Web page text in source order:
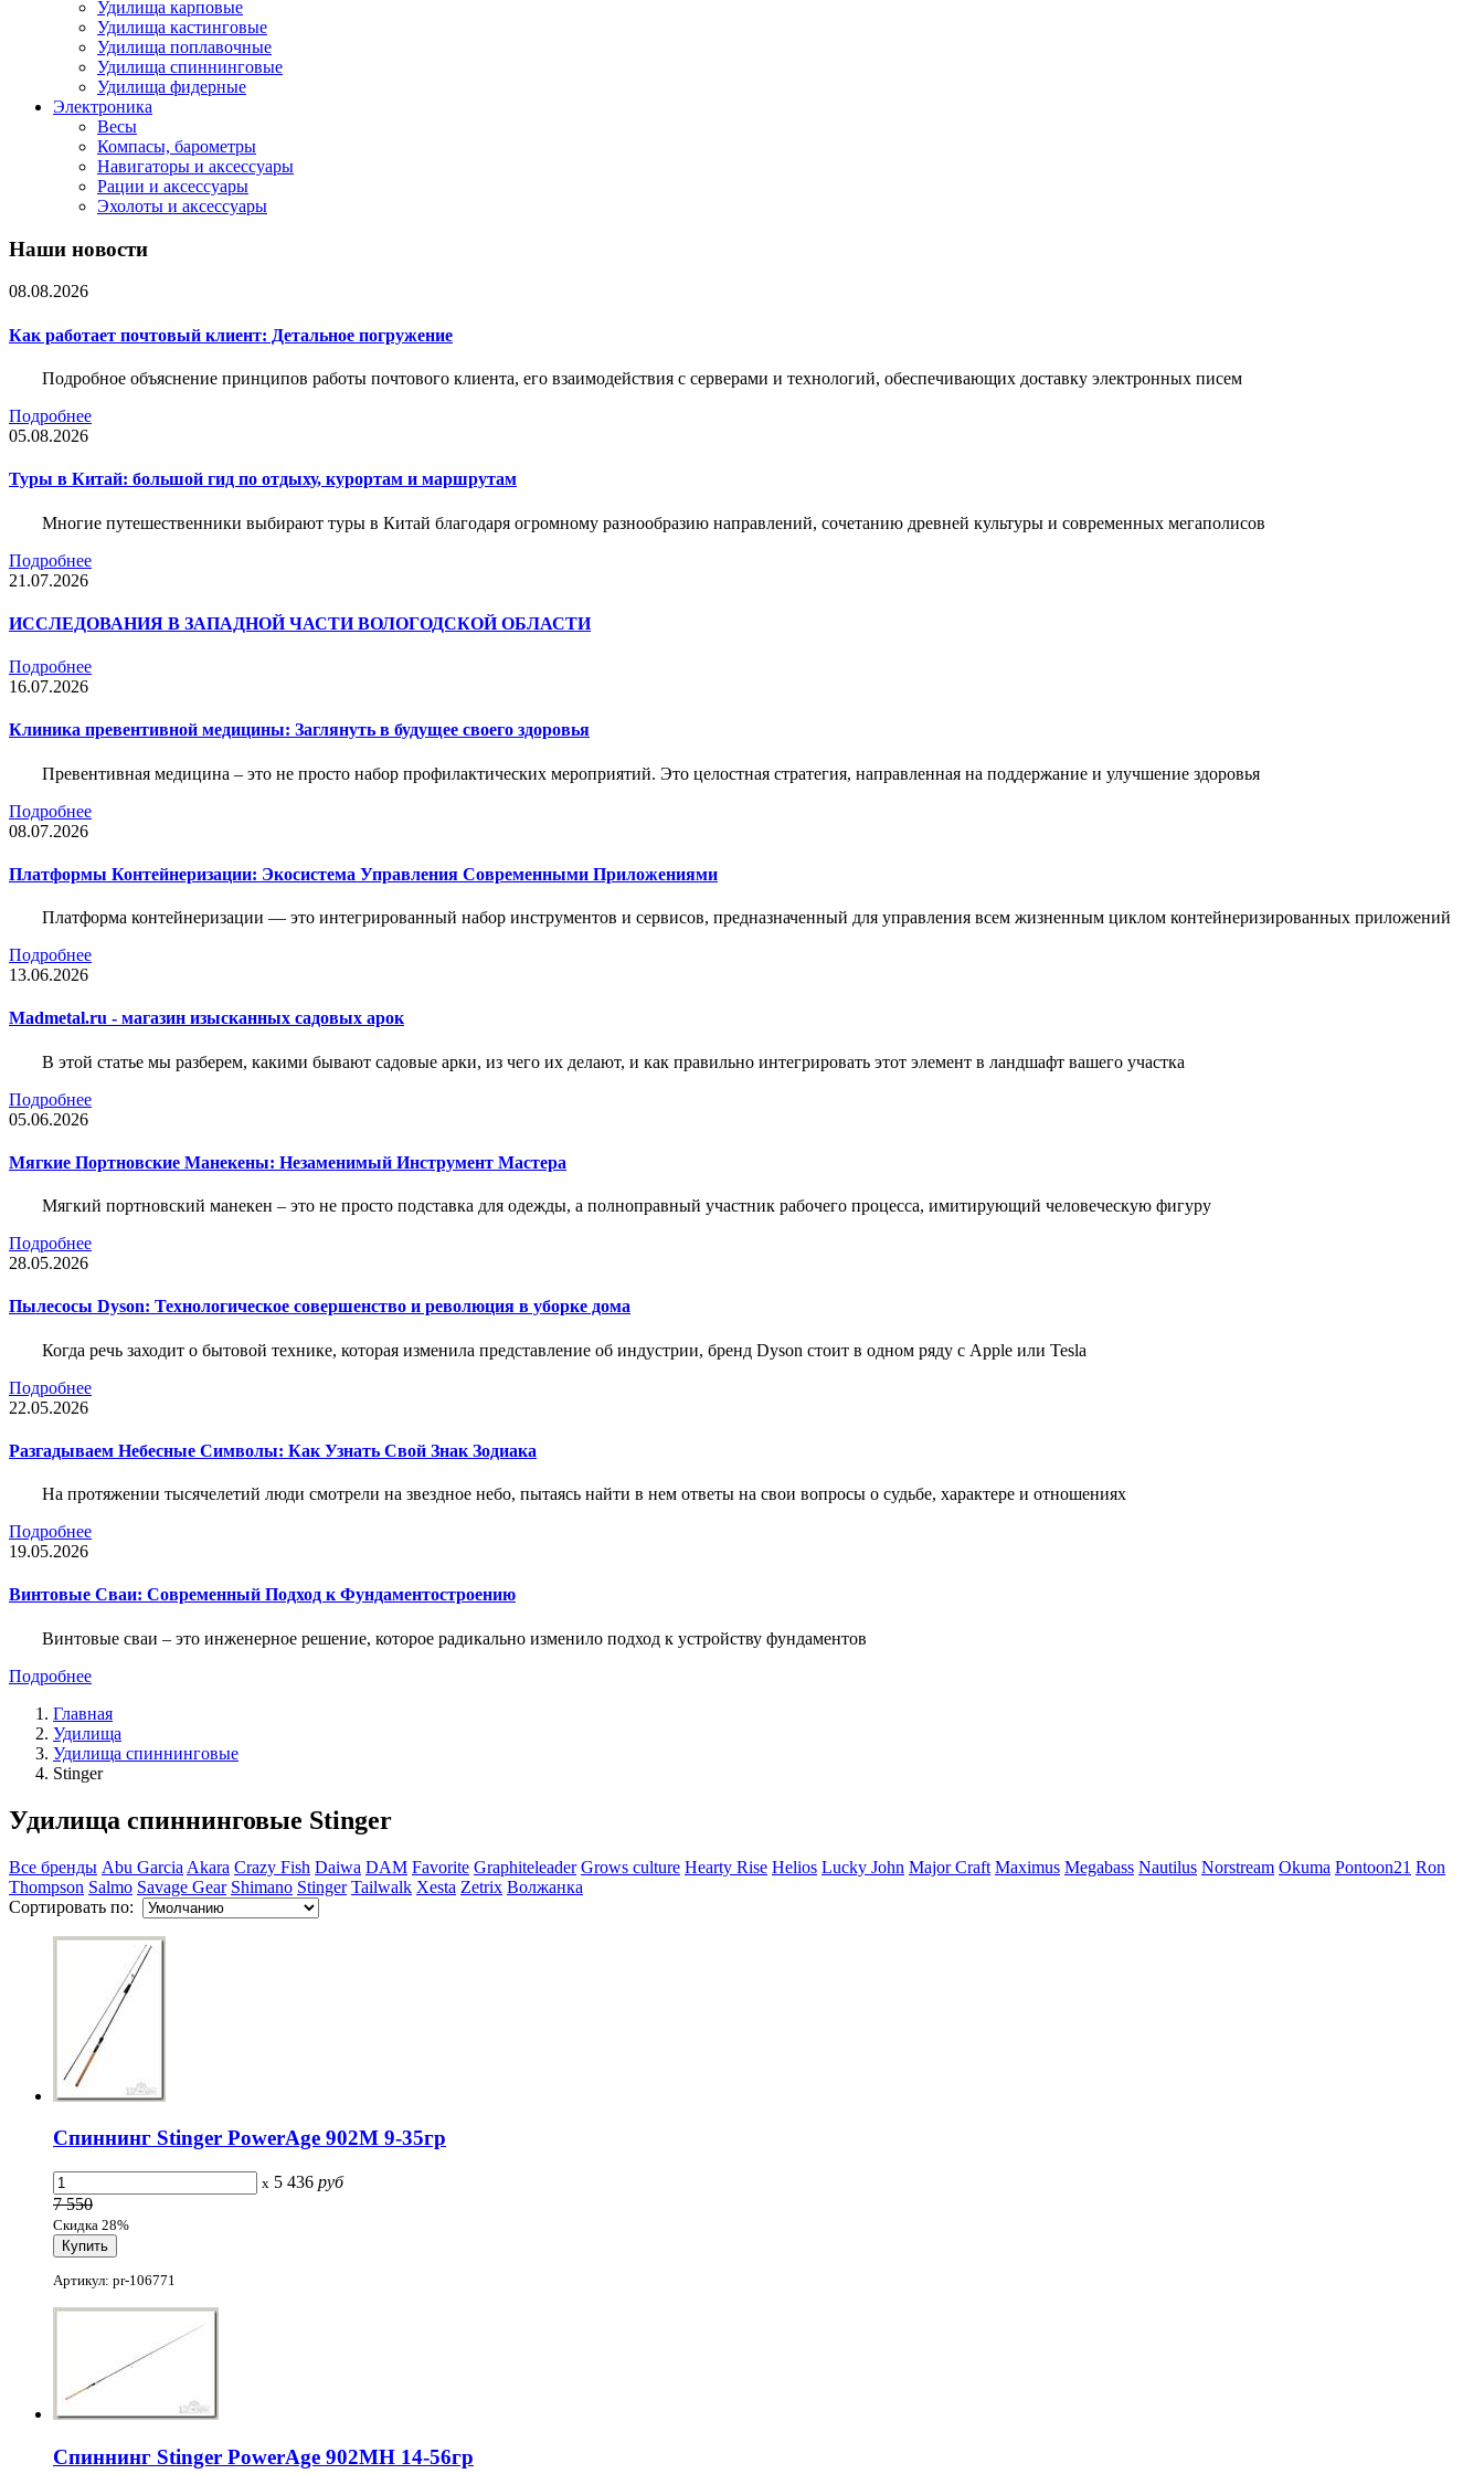
Удилища карповые
Удилища кастинговые
Удилища поплавочные
Удилища спиннинговые
Удилища фидерные
Электроника
Весы
Компасы, барометры
Навигаторы и аксессуары
Рации и аксессуары
Эхолоты и аксессуары
Наши новости
08.08.2026
Как работает почтовый клиент: Детальное погружение
Подробное объяснение принципов работы почтового клиента, его взаимодействия с серверами и технологий, обеспечивающих доставку электронных писем
Подробнее
05.08.2026
Туры в Китай: большой гид по отдыху, курортам и маршрутам
Многие путешественники выбирают туры в Китай благодаря огромному разнообразию направлений, сочетанию древней культуры и современных мегаполисов
Подробнее
21.07.2026
ИССЛЕДОВАНИЯ В ЗАПАДНОЙ ЧАСТИ ВОЛОГОДСКОЙ ОБЛАСТИ
Подробнее
16.07.2026
Клиника превентивной медицины: Заглянуть в будущее своего здоровья
Превентивная медицина – это не просто набор профилактических мероприятий. Это целостная стратегия, направленная на поддержание и улучшение здоровья
Подробнее
08.07.2026
Платформы Контейнеризации: Экосистема Управления Современными Приложениями
Платформа контейнеризации — это интегрированный набор инструментов и сервисов, предназначенный для управления всем жизненным циклом контейнеризированных приложений
Подробнее
13.06.2026
Madmetal.ru - магазин изысканных садовых арок
В этой статье мы разберем, какими бывают садовые арки, из чего их делают, и как правильно интегрировать этот элемент в ландшафт вашего участка
Подробнее
05.06.2026
Мягкие Портновские Манекены: Незаменимый Инструмент Мастера
Мягкий портновский манекен – это не просто подставка для одежды, а полноправный участник рабочего процесса, имитирующий человеческую фигуру
Подробнее
28.05.2026
Пылесосы Dyson: Технологическое совершенство и революция в уборке дома
Когда речь заходит о бытовой технике, которая изменила представление об индустрии, бренд Dyson стоит в одном ряду с Apple или Tesla
Подробнее
22.05.2026
Разгадываем Небесные Символы: Как Узнать Свой Знак Зодиака
На протяжении тысячелетий люди смотрели на звездное небо, пытаясь найти в нем ответы на свои вопросы о судьбе, характере и отношениях
Подробнее
19.05.2026
Винтовые Сваи: Современный Подход к Фундаментостроению
Винтовые сваи – это инженерное решение, которое радикально изменило подход к устройству фундаментов
Подробнее
Главная
Удилища
Удилища спиннинговые
Stinger
Удилища спиннинговые Stinger
Все бренды Abu Garcia Akara Crazy Fish Daiwa DAM Favorite Graphiteleader Grows culture Hearty Rise Helios Lucky John Major Craft Maximus Megabass Nautilus Norstream Okuma Pontoon21 Ron
Thompson Salmo Savage Gear Shimano Stinger Tailwalk Xesta Zetrix Волжанка
Сортировать по:
Спиннинг Stinger PowerAge 902M 9-35гр
x 5 436 руб
7 550
Скидка 28%
Артикул: pr-106771
Спиннинг Stinger PowerAge 902MH 14-56гр